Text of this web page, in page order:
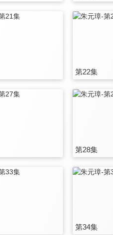
第22集
第28集
第34集